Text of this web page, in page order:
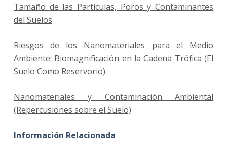
Tamaño de las Partículas, Poros y Contaminantes
del Suelos
Riesgos de los Nanomateriales para el Medio
Ambiente: Biomagnificación en la Cadena Trófica (El
Suelo Como Reservorio).
Nanomateriales y Contaminación Ambiental
(Repercusiones sobre el Suelo)
Información Relacionada